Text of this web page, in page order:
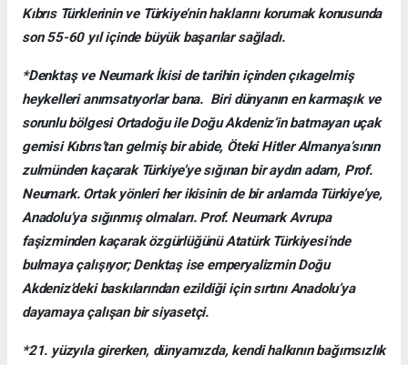
Kıbrıs Türklerinin ve Türkiye’nin haklarını korumak konusunda
son 55-60 yıl içinde büyük başarılar sağladı.
*Denktaş ve Neumark İkisi de tarihin içinden çıkagelmiş
heykelleri anımsatıyorlar bana. Biri dünyanın en karmaşık ve
sorunlu bölgesi Ortadoğu ile Doğu Akdeniz’in batmayan uçak
gemisi Kıbrıs’tan gelmiş bir abide, Öteki Hitler Almanya’sının
zulmünden kaçarak Türkiye’ye sığınan bir aydın adam, Prof.
Neumark. Ortak yönleri her ikisinin de bir anlamda Türkiye’ye,
Anadolu’ya sığınmış olmaları. Prof. Neumark Avrupa
faşizminden kaçarak özgürlüğünü Atatürk Türkiyesi’nde
bulmaya çalışıyor; Denktaş ise emperyalizmin Doğu
Akdeniz’deki baskılarından ezildiği için sırtını Anadolu’ya
dayamaya çalışan bir siyasetçi.
*21. yüzyıla girerken, dünyamızda, kendi halkının bağımsızlık